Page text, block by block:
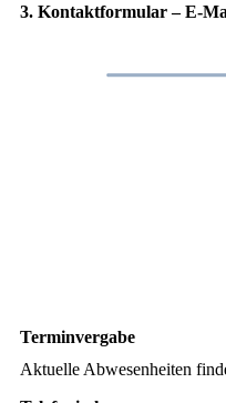
3. Kontaktformular – E-
Terminvergabe
Aktuelle Abwesenheiten